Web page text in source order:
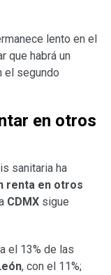
lento en el
que habrá un
el segundo
en otros
sanitaria ha
renta en otros
CDMX sigue
el 13% de las
, con el 11%;